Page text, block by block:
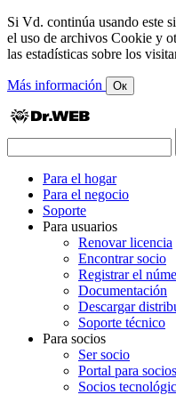
Si Vd. continúa usando este
el uso de archivos Cookie y
las estadísticas sobre los
Más información Ок
Para el hogar
Para el negocio
Soporte
Para usuarios
Renovar licencia
Encontrar socio
Registrar el
Documentación
Descargar
Soporte técnico
Para socios
Ser socio
Portal para socios
Socios